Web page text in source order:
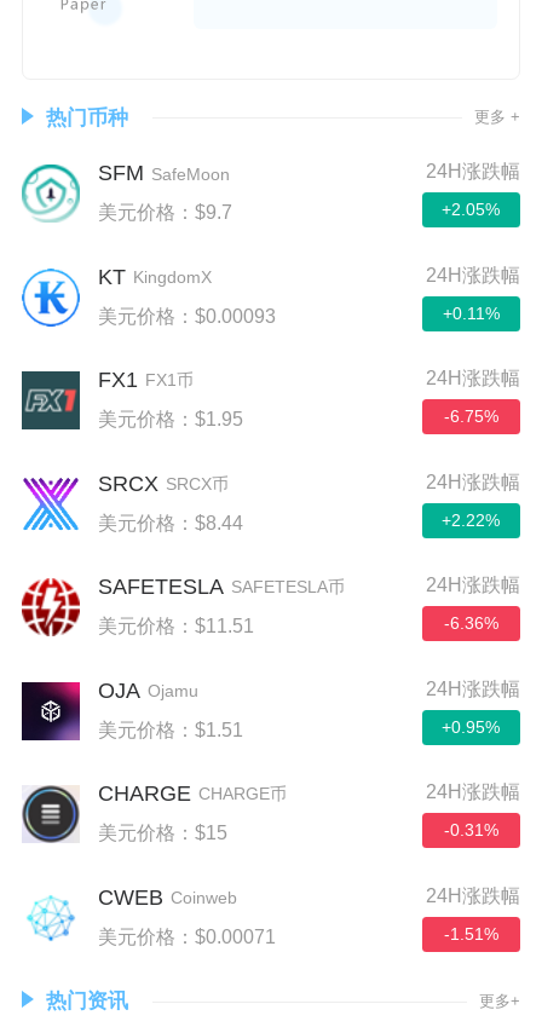
热门币种 更多 +
SFM SafeMoon
美元价格：$9.7
24H涨跌幅
+2.05%
KT KingdomX
美元价格：$0.00093
24H涨跌幅
+0.11%
FX1 FX1币
美元价格：$1.95
24H涨跌幅
-6.75%
SRCX SRCX币
美元价格：$8.44
24H涨跌幅
+2.22%
SAFETESLA SAFETESLA币
美元价格：$11.51
24H涨跌幅
-6.36%
OJA Ojamu
美元价格：$1.51
24H涨跌幅
+0.95%
CHARGE CHARGE币
美元价格：$15
24H涨跌幅
-0.31%
CWEB Coinweb
美元价格：$0.00071
24H涨跌幅
-1.51%
热门资讯 更多+